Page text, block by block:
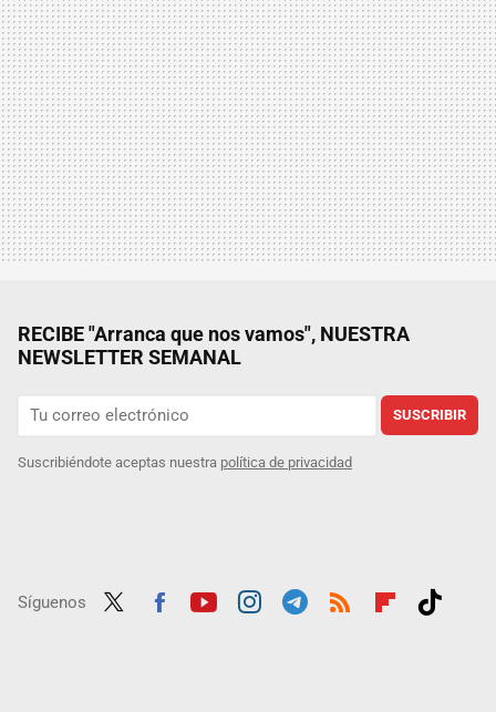
RECIBE "Arranca que nos vamos", NUESTRA
NEWSLETTER SEMANAL
SUSCRIBIR
Suscribiéndote aceptas nuestra política de privacidad
Síguenos